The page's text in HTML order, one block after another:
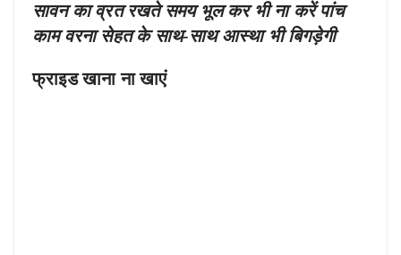
सावन का व्रत रखते समय भूल कर भी ना करें पांच
काम वरना सेहत के साथ-साथ आस्था भी बिगड़ेगी
फ्राइड खाना ना खाएं